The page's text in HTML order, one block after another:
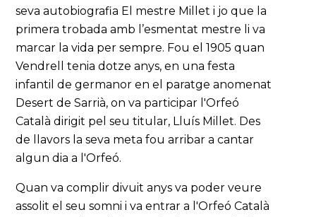
seva autobiografia El mestre Millet i jo que la
primera trobada amb l’esmentat mestre li va
marcar la vida per sempre. Fou el 1905 quan
Vendrell tenia dotze anys, en una festa
infantil de germanor en el paratge anomenat
Desert de Sarrià, on va participar l'Orfeó
Català dirigit pel seu titular, Lluís Millet. Des
de llavors la seva meta fou arribar a cantar
algun dia a l'Orfeó.
Quan va complir divuit anys va poder veure
assolit el seu somni i va entrar a l'Orfeó Català